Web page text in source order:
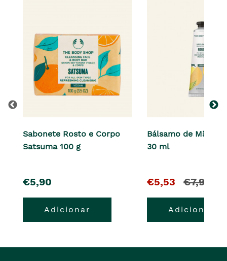
Sabonete Rosto e Corpo
Satsuma 100 g
pre�o
€5,90
Adicionar
Bálsamo de Mãos
30 ml
O
pre�o
atual
€5,53
e
o
pre�o
era
€7,90
Adicionar